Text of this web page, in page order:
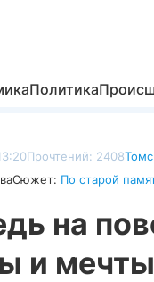
Политика
Прочтений: 2408
Сюжет: По старой
на
и